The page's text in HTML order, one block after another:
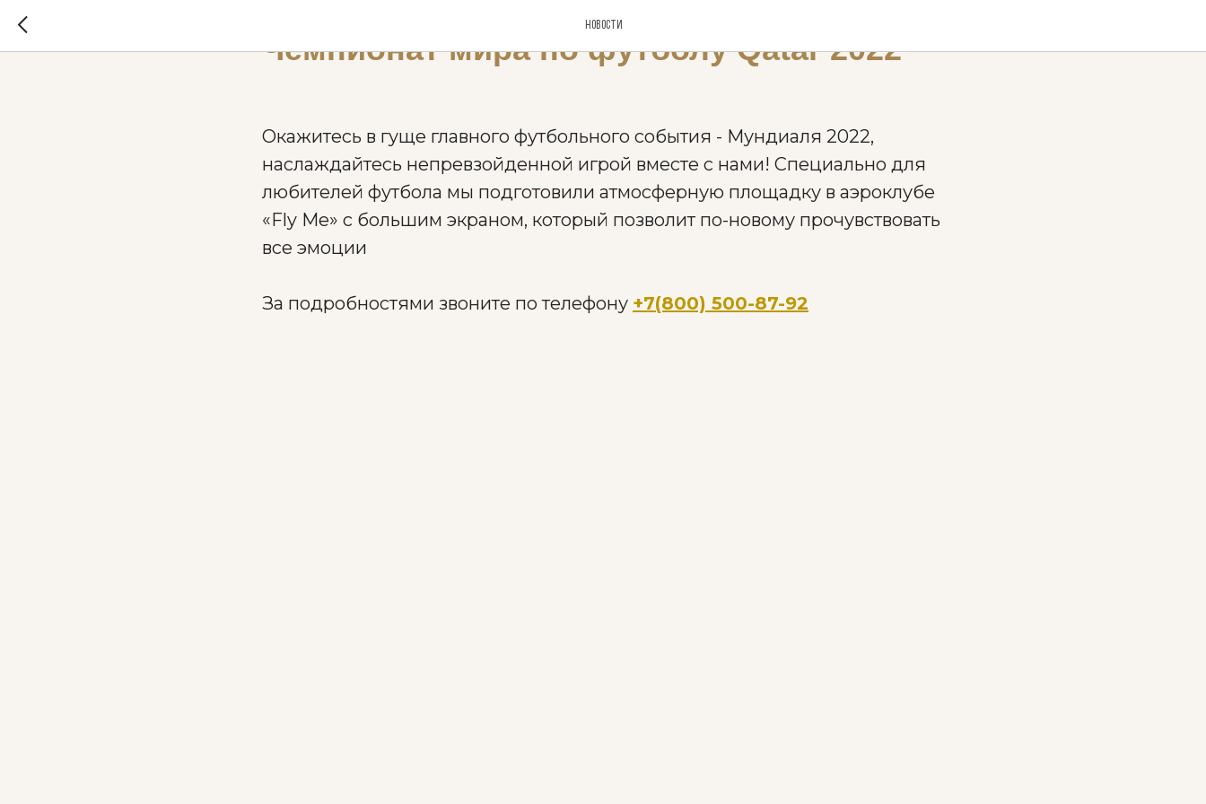
Новости
Чемпионат мира по футболу Qatar 2022
Окажитесь в гуще главного футбольного события - Мундиаля 2022,
наслаждайтесь непревзойденной игрой вместе с нами! Специально для
любителей футбола мы подготовили атмосферную площадку в аэроклубе
«Fly Me» с большим экраном, который позволит по-новому прочувствовать
все эмоции
За подробностями звоните по телефону +7(800) 500-87-92